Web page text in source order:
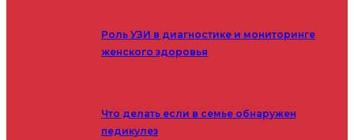
Роль УЗИ в диагностике и мониторинге
женского здоровья
Что делать если в семье обнаружен
педикулез